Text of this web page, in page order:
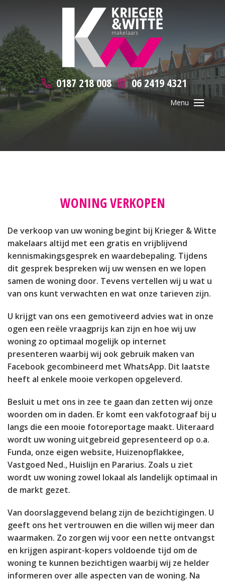
0187 218 008 06 2419 4321
WONING VERKOPEN
De verkoop van uw woning begint bij Krieger & Witte
makelaars altijd met een gratis en vrijblijvend
kennismakingsgesprek en waardebepaling. Tijdens
dit gesprek bespreken wij uw wensen en we lopen
samen de woning door. Tevens vertellen wij u wat u
van ons kunt verwachten en wat onze tarieven zijn.
U krijgt van ons een gemotiveerd advies wat in onze
ogen een reële vraagprijs kan zijn en hoe wij uw
woning zo optimaal mogelijk op internet
presenteren waarbij wij ook gebruik maken van
Facebook gecombineerd met WhatsApp. Dit laatste
heeft al enkele mooie verkopen opgeleverd.
Besluit u met ons in zee te gaan dan zetten wij onze
woorden om in daden. Er komt een vakfotograaf bij u
langs die een mooie fotoreportage maakt. Uiteraard
wordt uw woning uitgebreid gepresenteerd op o.a.
Funda, onze eigen website, Huizenopflakkee,
Vastgoed Ned., Huislijn en Pararius. Zoals u ziet
wordt uw woning zowel lokaal als landelijk optimaal in
de markt gezet.
Van doorslaggevend belang zijn de bezichtigingen. U
geeft ons het vertrouwen en die willen wij meer dan
waarmaken. Zo zorgen wij voor een nette ontvangst
en krijgen aspirant-kopers voldoende tijd om de
woning te kunnen bezichtigen waarbij wij ze helder
informeren over alle aspecten van de woning. Na